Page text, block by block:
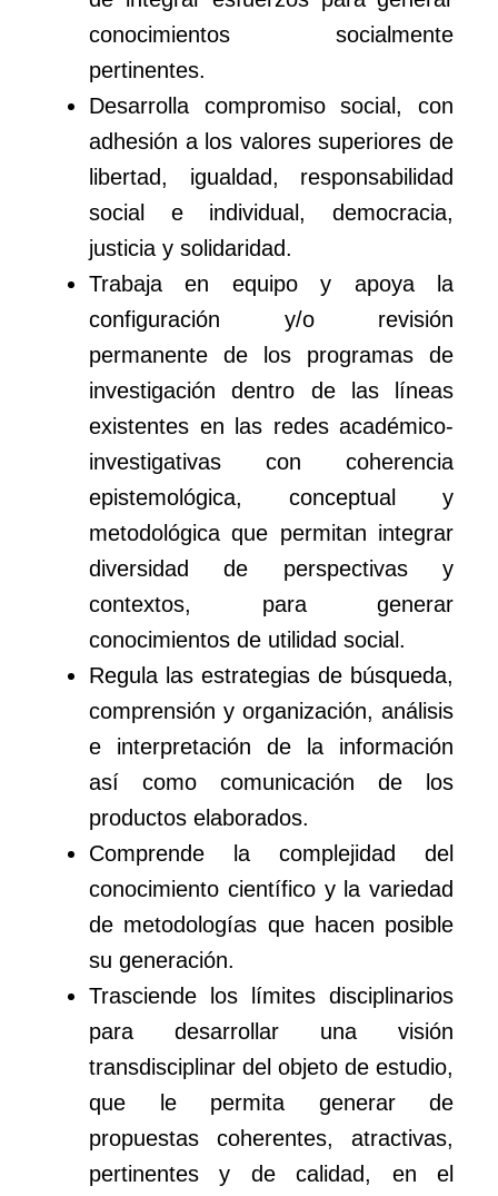
conocimientos socialmente
pertinentes.
Desarrolla compromiso social, con
adhesión a los valores superiores de
libertad, igualdad, responsabilidad
social e individual, democracia,
justicia y solidaridad.
Trabaja en equipo y apoya la
configuración y/o revisión
permanente de los programas de
investigación dentro de las líneas
existentes en las redes académico-
investigativas con coherencia
epistemológica, conceptual y
metodológica que permitan integrar
diversidad de perspectivas y
contextos, para generar
conocimientos de utilidad social.
Regula las estrategias de búsqueda,
comprensión y organización, análisis
e interpretación de la información
así como comunicación de los
productos elaborados.
Comprende la complejidad del
conocimiento científico y la variedad
de metodologías que hacen posible
su generación.
Trasciende los límites disciplinarios
para desarrollar una visión
transdisciplinar del objeto de estudio,
que le permita generar de
propuestas coherentes, atractivas,
pertinentes y de calidad, en el